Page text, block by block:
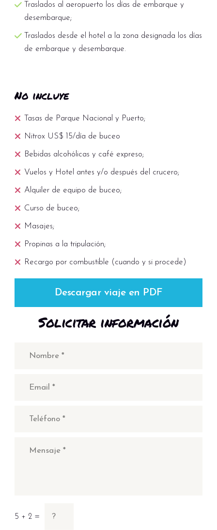
Traslados al aeropuerto los días de embarque y
desembarque;
Traslados desde el hotel a la zona designada los días
de embarque y desembarque.
No incluye
Tasas de Parque Nacional y Puerto;
Nitrox US$ 15/día de buceo
Bebidas alcohólicas y café expreso;
Vuelos y Hotel antes y/o después del crucero;
Alquiler de equipo de buceo;
Curso de buceo;
Masajes;
Propinas a la tripulación;
Recargo por combustible (cuando y si procede)
Descargar viaje en PDF
Solicitar información
5 + 2 =